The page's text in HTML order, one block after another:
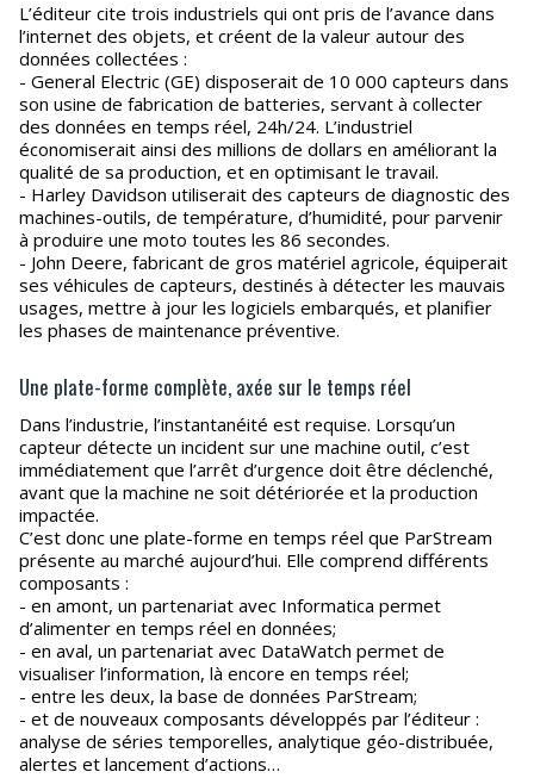
L’éditeur cite trois industriels qui ont pris de l’avance dans
l’internet des objets, et créent de la valeur autour des
données collectées :
- General Electric (GE) disposerait de 10 000 capteurs dans
son usine de fabrication de batteries, servant à collecter
des données en temps réel, 24h/24. L’industriel
économiserait ainsi des millions de dollars en améliorant la
qualité de sa production, et en optimisant le travail.
- Harley Davidson utiliserait des capteurs de diagnostic des
machines-outils, de température, d’humidité, pour parvenir
à produire une moto toutes les 86 secondes.
- John Deere, fabricant de gros matériel agricole, équiperait
ses véhicules de capteurs, destinés à détecter les mauvais
usages, mettre à jour les logiciels embarqués, et planifier
les phases de maintenance préventive.
Une plate-forme complète, axée sur le temps réel
Dans l’industrie, l’instantanéité est requise. Lorsqu’un
capteur détecte un incident sur une machine outil, c’est
immédiatement que l’arrêt d’urgence doit être déclenché,
avant que la machine ne soit détériorée et la production
impactée.
C’est donc une plate-forme en temps réel que ParStream
présente au marché aujourd’hui. Elle comprend différents
composants :
- en amont, un partenariat avec Informatica permet
d’alimenter en temps réel en données;
- en aval, un partenariat avec DataWatch permet de
visualiser l’information, là encore en temps réel;
- entre les deux, la base de données ParStream;
- et de nouveaux composants développés par l’éditeur :
analyse de séries temporelles, analytique géo-distribuée,
alertes et lancement d’actions…